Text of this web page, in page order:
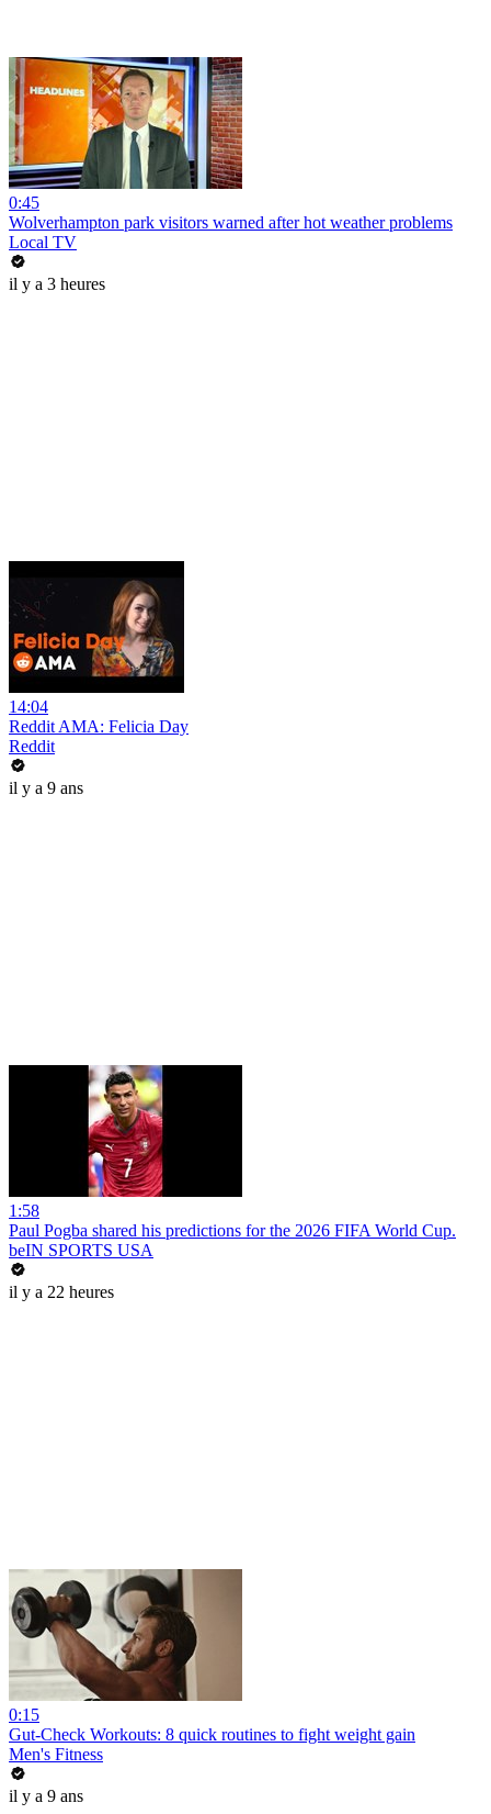
0:45
Wolverhampton park visitors warned after hot weather problems
Local TV
il y a 3 heures
14:04
Reddit AMA: Felicia Day
Reddit
il y a 9 ans
1:58
Paul Pogba shared his predictions for the 2026 FIFA World Cup.
beIN SPORTS USA
il y a 22 heures
0:15
Gut-Check Workouts: 8 quick routines to fight weight gain
Men's Fitness
il y a 9 ans